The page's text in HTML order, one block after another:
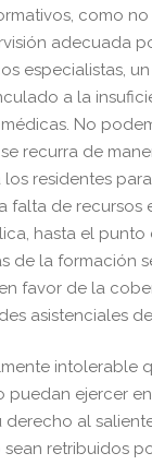
como
adecuada
especialistas, un
a la
No
recurra de
los residentes para
falta de recursos
hasta el punto
de la formación
favor de la
asistenciales
intolerable
puedan ejercer
derecho al
retribuidos